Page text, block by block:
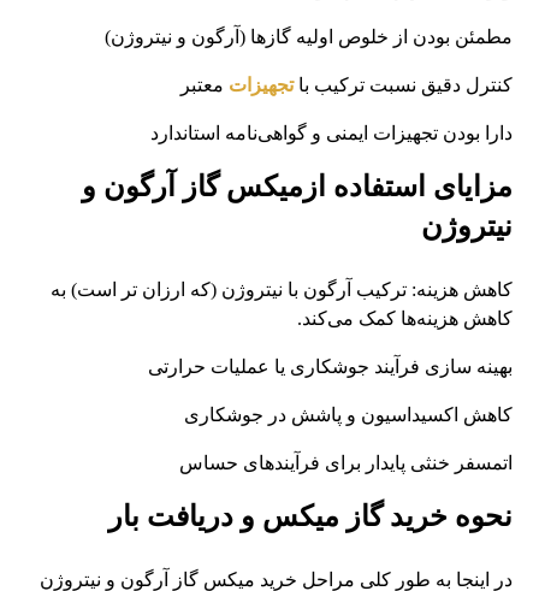
مطمئن بودن از خلوص اولیه گازها (آرگون و نیتروژن)
کنترل دقیق نسبت ترکیب با تجهیزات معتبر
دارا بودن تجهیزات ایمنی و گواهی‌نامه استاندارد
مزایای استفاده ازمیکس گاز آرگون و
نیتروژن
کاهش هزینه: ترکیب آرگون با نیتروژن (که ارزان‌ تر است) به
کاهش هزینه‌ها کمک می‌کند.
بهینه‌ سازی فرآیند جوشکاری یا عملیات حرارتی
کاهش اکسیداسیون و پاشش در جوشکاری
اتمسفر خنثی پایدار برای فرآیندهای حساس
نحوه خرید گاز میکس و دریافت بار
در اینجا به طور کلی مراحل خرید میکس گاز آرگون و نیتروژن